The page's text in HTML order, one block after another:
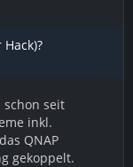
schon seit
inkl.
QNAP
gekoppelt.